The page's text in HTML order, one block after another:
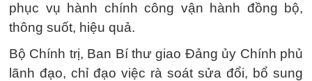
phục vụ hành chính công vận hành đồng bộ,
thông suốt, hiệu quả.
Bộ Chính trị, Ban Bí thư giao Đảng ủy Chính phủ
lãnh đạo, chỉ đạo việc rà soát sửa đổi, bổ sung